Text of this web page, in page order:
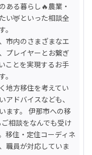
ある暮らし🔥農業・
い🦌といった相談全
市内のさまざまなエ
プレイヤーとお繋ぎ
ことを実現するお手
地方移住を考えてい
アドバイスなども、
ます。 伊那市への移
相談をなんでも受け
移住・定住コーディネ
職員が対応していま